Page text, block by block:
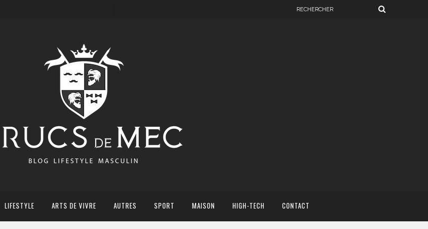
LIFESTYLE ARTS DE VIVRE AUTRES SPORT MAISON HIGH-TECH CONTACT